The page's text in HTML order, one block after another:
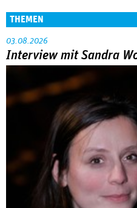
THEMEN
03.08.2026
Interview mit Sandra